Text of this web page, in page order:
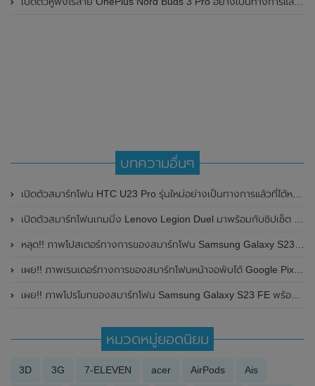
บทความอื่นๆ
เปิดตัวสมาร์ทโฟน HTC U23 Pro รุ่นใหม่อย่างเป็นทางการแล้วที่ไต้หวัน มาพร้อมชิปเซ็ต Snapdragon 7 Gen 1 , หน้าจอแสดงผล 120Hz และกล้องหลังความละเอียด 108MP
เปิดตัวสมาร์ทโฟนเกมมิ่ง Lenovo Legion Duel มาพร้อมกับซิปเซ็ต Snapdragon 865+ , กล้องหน้าแบบป๊อปอัพด้านข้าง และรองรับการชาร์จไวที่ 90W
หลุด!! ภาพโปสเตอร์ทางการของสมาร์ทโฟน Samsung Galaxy S23 Series โชว์ดีไซน์ก่อนเปิดตัวเร็วๆนี้
เผย!! ภาพเรนเดอร์ทางการของสมาร์ทโฟนหน้าจอพับได้ Google Pixel Fold คาดเปิดตัวในวันที่ 10 พฤษภาคม 2023 นี้
เผย!! ภาพโปรโมทของสมาร์ทโฟน Samsung Galaxy S23 FE พร้อมโชว์ตัวเลือกสี ลุ้นเปิดตัวในเร็วๆนี้
หมวดหมู่ยอดนิยม
3D 3G 7-ELEVEN acer AirPods Ais